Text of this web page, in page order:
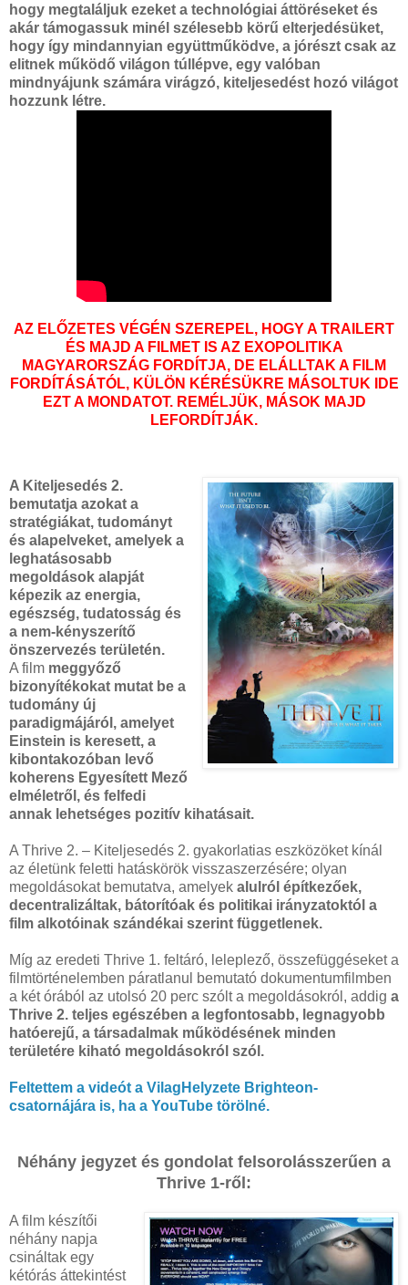
hogy megtaláljuk ezeket a technológiai áttöréseket és
akár támogassuk minél szélesebb körű elterjedésüket,
hogy így mindannyian együttműködve, a jórészt csak az
elitnek működő világon túllépve, egy valóban
mindnyájunk számára virágzó, kiteljesedést hozó világot
hozzunk létre.
AZ ELŐZETES VÉGÉN SZEREPEL, HOGY A TRAILERT
ÉS MAJD A FILMET IS AZ EXOPOLITIKA
MAGYARORSZÁG FORDÍTJA, DE ELÁLLTAK A FILM
FORDÍTÁSÁTÓL, KÜLÖN KÉRÉSÜKRE MÁSOLTUK IDE
EZT A MONDATOT. REMÉLJÜK, MÁSOK MAJD
LEFORDÍTJÁK.
A Kiteljesedés 2.
bemutatja azokat a
stratégiákat, tudományt
és alapelveket, amelyek a
leghatásosabb
megoldások alapját
képezik az energia,
egészség, tudatosság és
a nem-kényszerítő
önszervezés területén.
A film meggyőző
bizonyítékokat mutat be a
tudomány új
paradigmájáról, amelyet
Einstein is keresett, a
kibontakozóban levő
koherens Egyesített Mező
elméletről, és felfedi
annak lehetséges pozitív kihatásait.
A Thrive 2. – Kiteljesedés 2. gyakorlatias eszközöket kínál
az életünk feletti hatáskörök visszaszerzésére; olyan
megoldásokat bemutatva, amelyek alulról építkezőek,
decentralizáltak, bátorítóak és politikai irányzatoktól a
film alkotóinak szándékai szerint függetlenek.
Míg az eredeti Thrive 1. feltáró, leleplező, összefüggéseket a
filmtörténelemben páratlanul bemutató dokumentumfilmben
a két órából az utolsó 20 perc szólt a megoldásokról, addig a
Thrive 2. teljes egészében a legfontosabb, legnagyobb
hatóerejű, a társadalmak működésének minden
területére kiható megoldásokról szól.
Feltettem a videót a VilagHelyzete Brighteon-
csatornájára is, ha a YouTube törölné.
Néhány jegyzet és gondolat felsorolásszerűen a
Thrive 1-ről:
A film készítői
néhány napja
csináltak egy
kétórás áttekintést